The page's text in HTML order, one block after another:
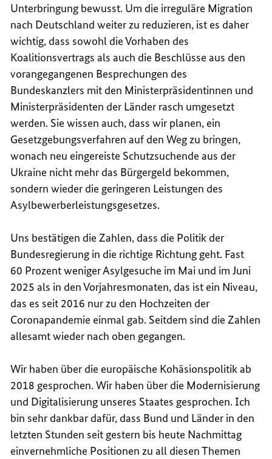
Unterbringung bewusst. Um die irreguläre Migration
nach Deutschland weiter zu reduzieren, ist es daher
wichtig, dass sowohl die Vorhaben des
Koalitionsvertrags als auch die Beschlüsse aus den
vorangegangenen Besprechungen des
Bundeskanzlers mit den Ministerpräsidentinnen und
Ministerpräsidenten der Länder rasch umgesetzt
werden. Sie wissen auch, dass wir planen, ein
Gesetzgebungsverfahren auf den Weg zu bringen,
wonach neu eingereiste Schutzsuchende aus der
Ukraine nicht mehr das Bürgergeld bekommen,
sondern wieder die geringeren Leistungen des
Asylbewerberleistungsgesetzes.
Uns bestätigen die Zahlen, dass die Politik der
Bundesregierung in die richtige Richtung geht. Fast
60 Prozent weniger Asylgesuche im Mai und im Juni
2025 als in den Vorjahresmonaten, das ist ein Niveau,
das es seit 2016 nur zu den Hochzeiten der
Coronapandemie einmal gab. Seitdem sind die Zahlen
allesamt wieder nach oben gegangen.
Wir haben über die europäische Kohäsionspolitik ab
2018 gesprochen. Wir haben über die Modernisierung
und Digitalisierung unseres Staates gesprochen. Ich
bin sehr dankbar dafür, dass Bund und Länder in den
letzten Stunden seit gestern bis heute Nachmittag
einvernehmliche Positionen zu all diesen Themen